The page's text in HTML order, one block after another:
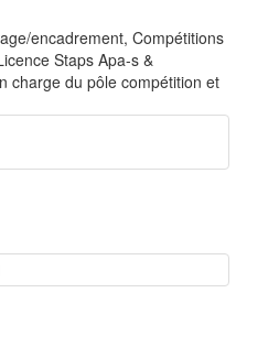
encadrement, Compétitions
Staps Apa-s &
charge du pôle compétition et